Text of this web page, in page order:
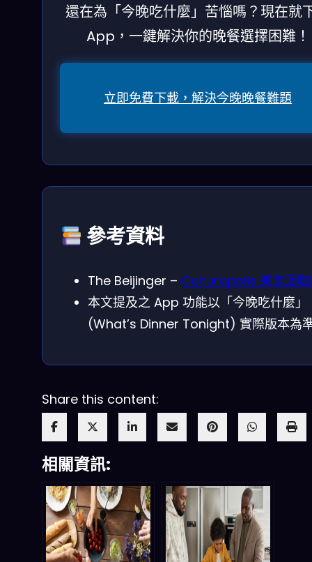
還在為「今晚吃什麼」苦惱嗎？現在就
App，一鍵解決你的晚餐選擇困難！
立即免費下載，解決今晚晚餐難題
參考資料
The Beijinger – Culturopolis 美食活動
本文提及之 App 功能以「今晚吃什麼」
(What’s Dinner Tonight) 實際版本為
Share this content:
相關資訊: